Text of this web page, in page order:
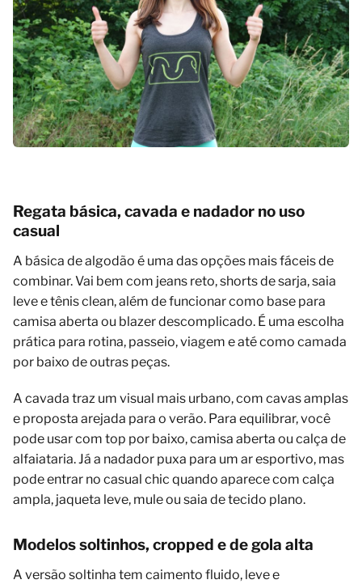
Regata básica, cavada e nadador no uso
casual
A básica de algodão é uma das opções mais fáceis de
combinar. Vai bem com jeans reto, shorts de sarja, saia
leve e tênis clean, além de funcionar como base para
camisa aberta ou blazer descomplicado. É uma escolha
prática para rotina, passeio, viagem e até como camada
por baixo de outras peças.
A cavada traz um visual mais urbano, com cavas amplas
e proposta arejada para o verão. Para equilibrar, você
pode usar com top por baixo, camisa aberta ou calça de
alfaiataria. Já a nadador puxa para um ar esportivo, mas
pode entrar no casual chic quando aparece com calça
ampla, jaqueta leve, mule ou saia de tecido plano.
Modelos soltinhos, cropped e de gola alta
A versão soltinha tem caimento fluido, leve e